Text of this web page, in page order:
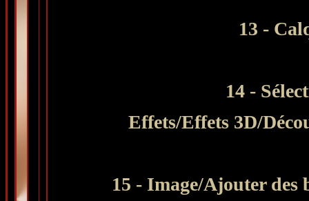
13 -
14 -
Effets/Effets 3D/
15 - Image/Ajouter des